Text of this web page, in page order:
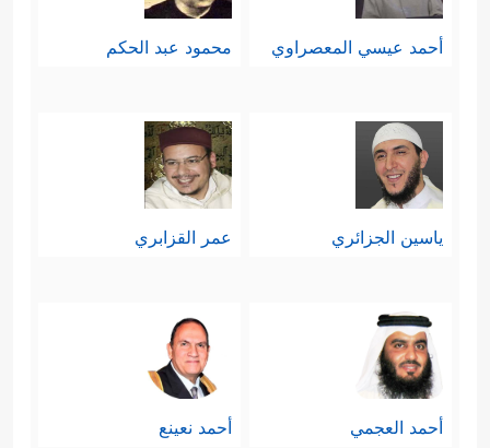
أحمد عيسي المعصراوي محمود عبد الحكم
ياسين الجزائري عمر القزابري
أحمد العجمي أحمد نعينع